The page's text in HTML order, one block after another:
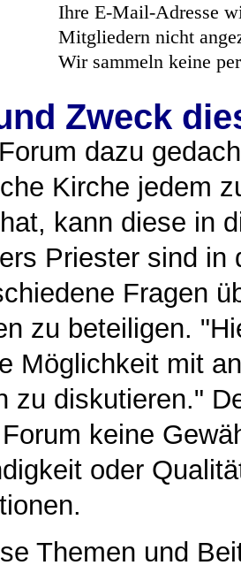
Ihre E-Mail-Adresse
Mitgliedern nicht
Wir sammeln keine
Zweck
dazu
Kirche jedem
kann diese in
Priester sind in
Fragen
zu beteiligen.
Möglichkeit mit
zu diskutieren."
keine
oder
Themen und